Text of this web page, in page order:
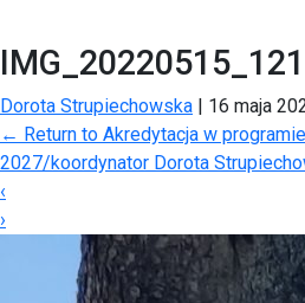
Dorota Strupiechowska | 16 maja
← Return to Akredytacja w
2027/koordynator Dorota
‹
›